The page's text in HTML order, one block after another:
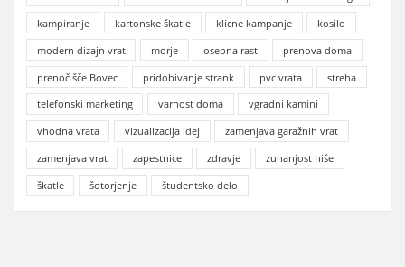
kampiranje
kartonske škatle klicne kampanje
kosilo
modern dizajn vrat
morje osebna rast
prenova doma
prenočišče Bovec
pridobivanje strank pvc vrata
streha
telefonski marketing
varnost doma
vgradni kamini
vhodna vrata
vizualizacija idej
zamenjava garažnih vrat
zamenjava vrat
zapestnice zdravje
zunanjost hiše
škatle
šotorjenje študentsko delo